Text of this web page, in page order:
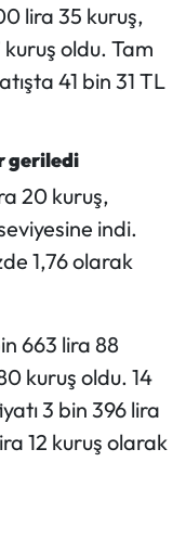
lira 35 kuruş,
kuruş oldu. Tam
41 bin 31 TL
geriledi
20 kuruş,
indi.
1,76 olarak
663 lira 88
kuruş oldu. 14
3 bin 396 lira
12 kuruş olarak